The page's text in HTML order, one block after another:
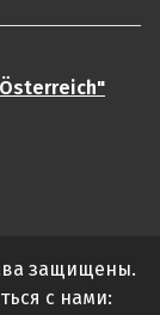
Österreich"
защищены.
с нами: